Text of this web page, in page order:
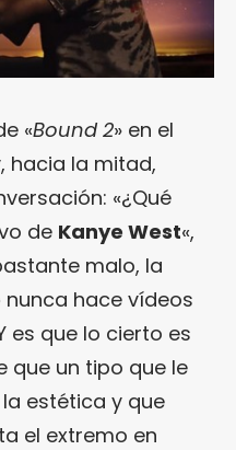
«Bound 2» en el
hacia la mitad,
«¿Qué
de Kanye West«,
malo, la
nunca hace vídeos
es que lo cierto es
que un tipo que le
estética y que
el extremo en